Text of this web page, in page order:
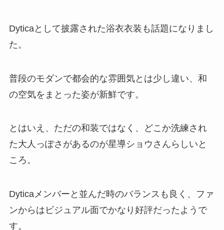
Dyticaとして披露された浴衣衣装も話題になりまし
た。
普段のモダンで都会的な雰囲気とは少し違い、和
の空気をまとった姿が新鮮です。
とはいえ、ただの和装ではなく、どこか洗練され
た大人っぽさがあるのが星導ショウさんらしいと
ころ。
Dyticaメンバーと並んだ時のバランスも良く、ファ
ンからはビジュアル面でかなり好評だったようで
す。